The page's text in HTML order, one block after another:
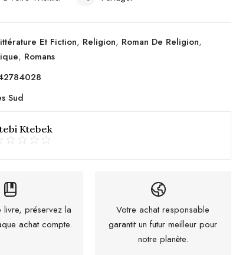
Et Fiction, Religion, Roman De Religion,
, Romans
Sud
Ktebek
livre, préservez la
achat compte.
Votre achat responsable
garantit un futur meilleur pour
notre planète.